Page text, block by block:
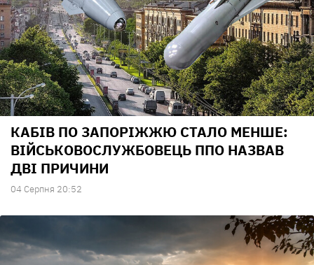
КАБІВ ПО ЗАПОРІЖЖЮ СТАЛО МЕНШЕ:
ВІЙСЬКОВОСЛУЖБОВЕЦЬ ППО НАЗВАВ
ДВІ ПРИЧИНИ
04 Серпня 20:52